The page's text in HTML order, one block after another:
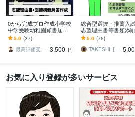
0から完成プロ作成小学校
中学受験幼稚園願書届け
ます 合格多数最短1日●小
学校中学高校大学受験用
志望動機自己PR等
5.0 (37)
最高評価受賞プラチナランクライター桜
3,500 円
総合型選抜・推薦入
志望理由書等書類添削
ます 慶應SFC出身の
講師/元高校教員がサ
トいたします
5.0 (75)
TAKESHI【総推塾長・元高校教員】
お気に入り登録が多いサービス